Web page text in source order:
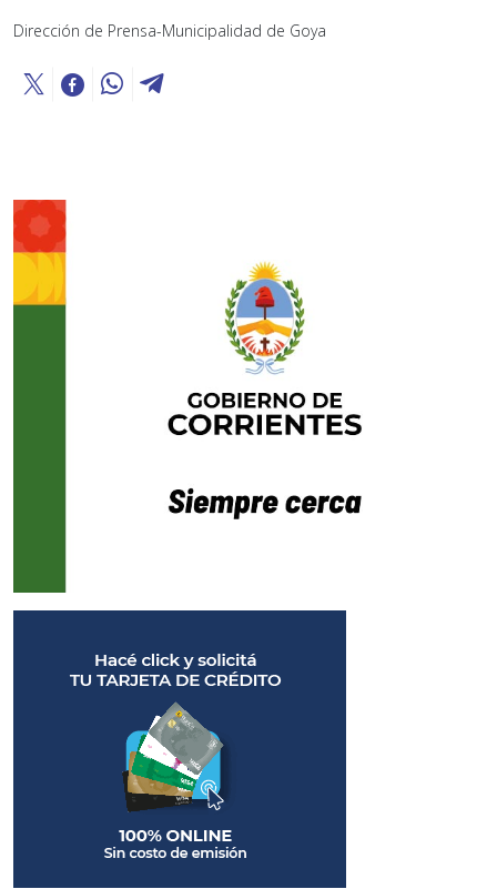
Dirección de Prensa-Municipalidad de Goya